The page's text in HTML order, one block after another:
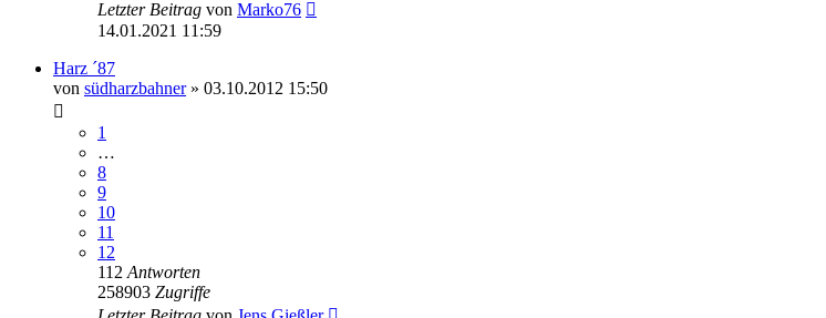
Letzter Beitrag von Marko76
14.01.2021 11:59
Harz ´87
von südharzbahner» 03.10.2012 15:50
1
…
8
9
10
11
12
112 Antworten
258903 Zugriffe